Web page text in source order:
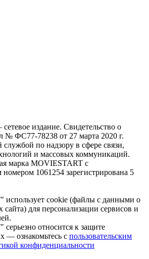
издание. Свидетельство о
ФС77-78238 от 27 марта 2020 г.
по надзору в сфере связи,
и массовых коммуникаций.
марка MOVIESTART с
1061254 зарегистрирована 5
cookie (файлы с данными о
для персонализации сервисов и
относится к защите
— ознакомьтесь с пользовательским
конфиденциальности